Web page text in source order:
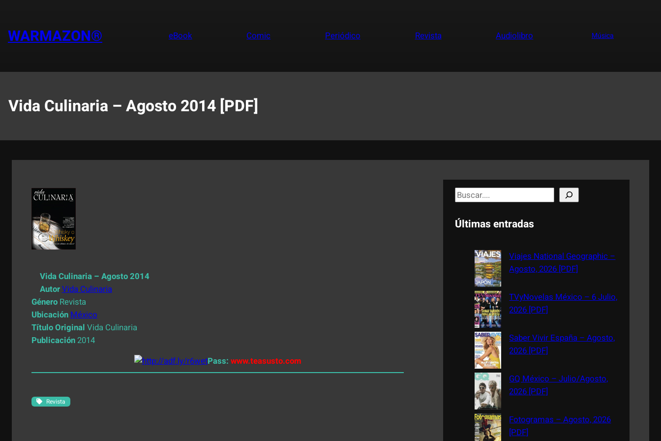
contenido
WARMAZON® eBook Comic Periódico Revista Audiolibro Música
Vida Culinaria – Agosto 2014 [PDF]
Vida Culinaria – Agosto 2014
AutorVida Culinaria
Género Revista
Ubicación México
Título Original Vida Culinaria
Publicación 2014
Pass: www.teasusto.com
Revista
S
e
a
Últimas entradas
Viajes National Geographic –
Agosto, 2026 [PDF]
TVyNovelas México – 6 Julio,
2026 [PDF]
Saber Vivir España – Agosto,
2026 [PDF]
GQ México – Julio/Agosto,
2026 [PDF]
Fotogramas – Agosto, 2026
[PDF]